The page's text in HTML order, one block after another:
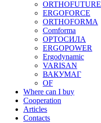
ORTHOFUTURE
ERGOFORCE
ORTHOFORMA
Comforma
ОРТОСИЛА
ERGOPOWER
Ergodynamic
VARISAN
ВАКУМАГ
OF
Where can I buy
Cooperation
Articles
Contacts